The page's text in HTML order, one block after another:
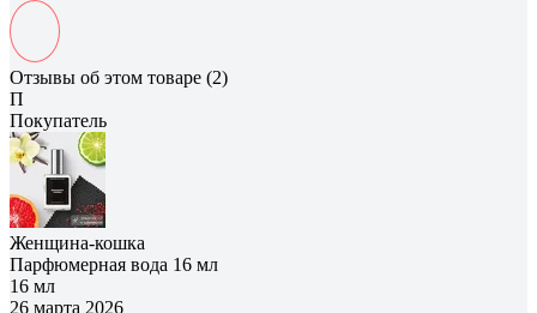
Отзывы об этом товаре (2)
П
Покупатель
Женщина-кошка
Парфюмерная вода 16 мл
16 мл
26 марта 2026